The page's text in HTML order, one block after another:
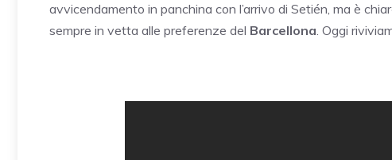
avvicendamento in panchina con l’arrivo di Setién, ma è
sempre in vetta alle preferenze del Barcellona. Oggi